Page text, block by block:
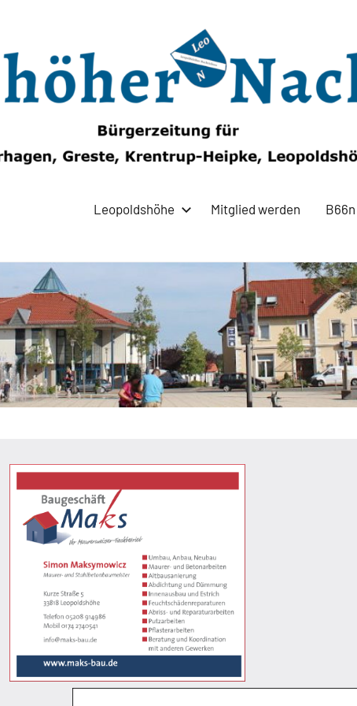
Leopoldshöhe Mitglied werden B66n